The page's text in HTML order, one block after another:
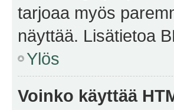
tarjoaa myös
näyttää. Lisätietoa
Ylös
Voinko käyttää